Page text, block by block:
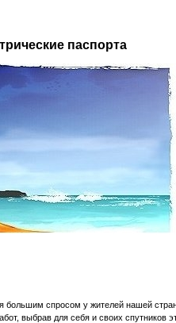
паспорта
большим спросом у жителей нашей
выбрав для себя и своих спутников